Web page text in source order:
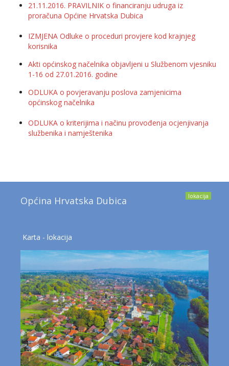
21.11.2016. PRAVILNIK o financiranju udruga iz
proračuna Općine Hrvatska Dubica
IZMJENA Odluke o proceduri provjere kod krajnjeg
korisnika
Akti općinskog načelnika objavljeni u Službenom vjesniku
1-16 od 27.01.2016. godine
ODLUKA o povjeravanju poslova zamjenicima
općinskog načelnika
ODLUKA o kriterijima i načinu provođenja ocjenjivanja
službenika i namještenika
lokacija
Općina Hrvatska Dubica
Karta - lokacija